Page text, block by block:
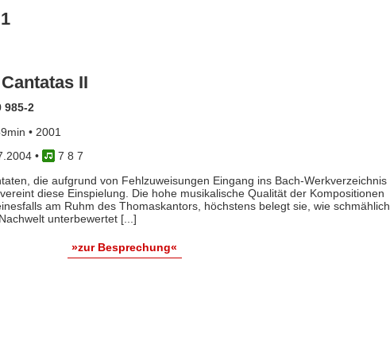
II
985-2
• 2001
•
7 8 7
die aufgrund von Fehlzuweisungen Eingang ins Bach-Werkverzeichnis
diese Einspielung. Die hohe musikalische Qualität der Kompositionen
am Ruhm des Thomaskantors, höchstens belegt sie, wie schmählich
unterbewertet [...]
»zur Besprechung«